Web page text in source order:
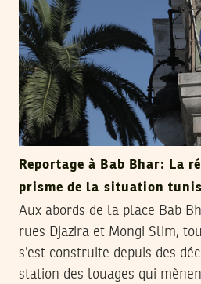
Reportage à Bab Bhar: La
prisme de la situation
Aux abords de la place Bab
rues Djazira et Mongi Slim,
s’est construite depuis des
station des louages qui